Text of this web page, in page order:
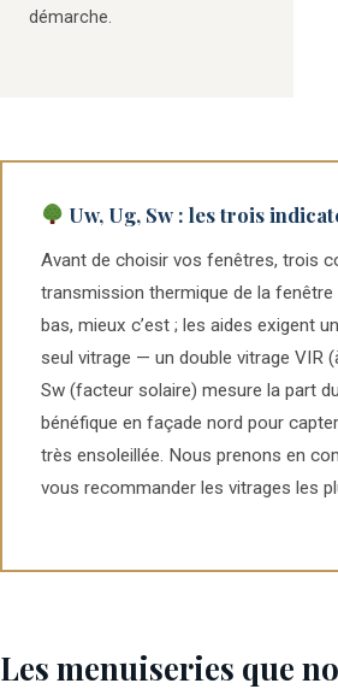
démarche.
Uw, Ug, Sw : les trois
Avant de choisir vos fenêtres, trois
transmission thermique de la
bas, mieux c’est ; les aides exigent
seul vitrage — un double vitrage VIR
Sw (facteur solaire) mesure la part
bénéfique en façade nord pour
très ensoleillée. Nous prenons en
vous recommander les vitrages les
Les menuiseries que